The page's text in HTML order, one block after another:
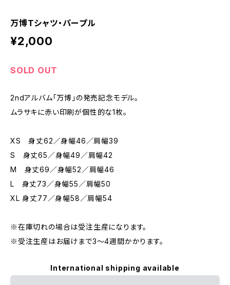
万博Tシャツ・パープル
¥2,000
SOLD OUT
2ndアルバム「万博」の発売記念モデル。
ムラサキに赤い印刷が個性的な1枚。
XS 身丈62／身幅46／肩幅39
S 身丈65／身幅49／肩幅42
M 身丈69／身幅52／肩幅46
L 身丈73／身幅55／肩幅50
XL 身丈77／身幅58／肩幅54
※在庫切れの場合は受注生産になります。
※受注生産はお届けまで3〜4週間かかります。
International shipping available